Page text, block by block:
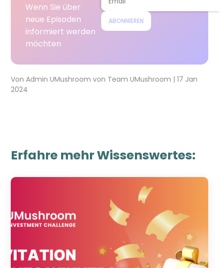
Wenn Sie über
neue Episoden
informiert werden
möchten
ABONNIEREN
VonAdmin UMushroomvon Team UMushroom |17 Jan
2024
Erfahre mehr Wissenswertes: